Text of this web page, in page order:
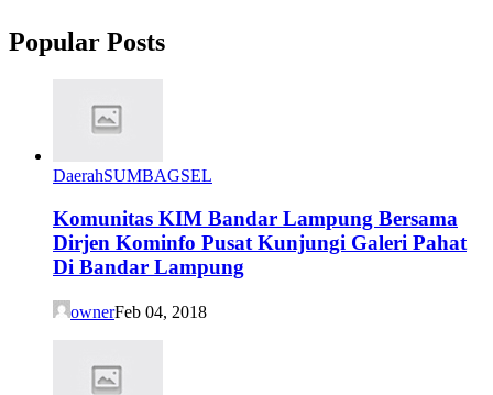
Popular Posts
DaerahSUMBAGSEL
Komunitas KIM Bandar Lampung Bersama
Dirjen Kominfo Pusat Kunjungi Galeri Pahat
Di Bandar Lampung
ownerFeb 04, 2018